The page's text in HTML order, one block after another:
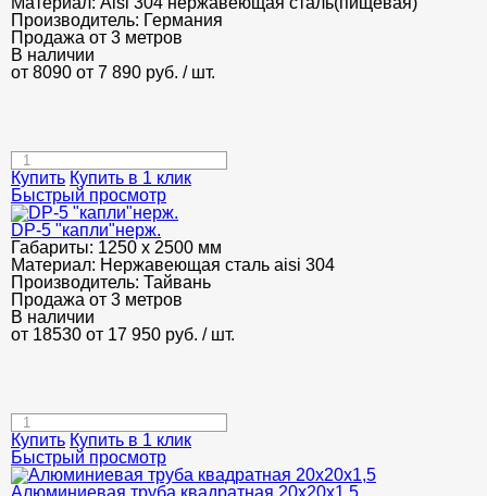
Производитель: Германия
Продажа от 3 метров
В наличии
от 8090 от 7 890 руб. / шт.
Купить Купить в 1 клик
Быстрый просмотр
DP-5 "капли"нерж.
Габариты: 1250 х 2500 мм
Материал: Нержавеющая сталь aisi 304
Производитель: Тайвань
Продажа от 3 метров
В наличии
от 18530 от 17 950 руб. / шт.
Купить Купить в 1 клик
Быстрый просмотр